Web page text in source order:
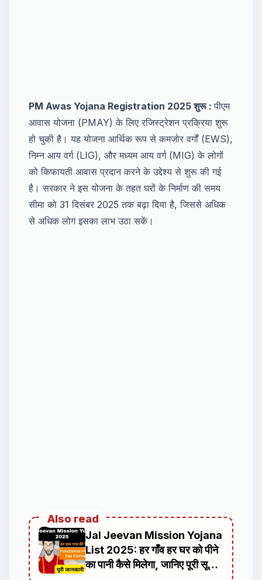
PM Awas Yojana Registration 2025 शुरू :पीएम
आवास योजना (PMAY) के लिए रजिस्ट्रेशन प्रक्रिया शुरू
हो चुकी है। यह योजना आर्थिक रूप से कमजोर वर्गों (EWS),
निम्न आय वर्ग (LIG), और मध्यम आय वर्ग (MIG) के लोगों
को किफायती आवास प्रदान करने के उद्देश्य से शुरू की गई
है। सरकार ने इस योजना के तहत घरों के निर्माण की समय
सीमा को 31 दिसंबर 2025 तक बढ़ा दिया है, जिससे अधिक
से अधिक लोग इसका लाभ उठा सकें।
Also read
Jal Jeevan Mission Yojana
List 2025: हर गाँव हर घर को पीने
का पानी कैसे मिलेगा, जानिए पूरी सूची